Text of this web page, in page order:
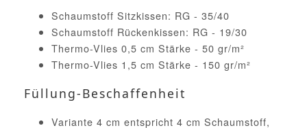
Schaumstoff Sitzkissen: RG - 35/40
Schaumstoff Rückenkissen: RG - 19/30
Thermo-Vlies 0,5 cm Stärke - 50 gr/m²
Thermo-Vlies 1,5 cm Stärke - 150 gr/m²
Füllung-Beschaffenheit
Variante 4 cm entspricht 4 cm Schaumstoff,